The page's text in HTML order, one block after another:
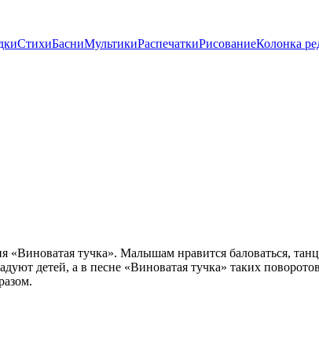
СтихиБасниМультикиРаспечаткиРисованиеКолонка
«Виноватая тучка». Малышам нравится баловаться,
детей, а в песне «Виноватая тучка» таких